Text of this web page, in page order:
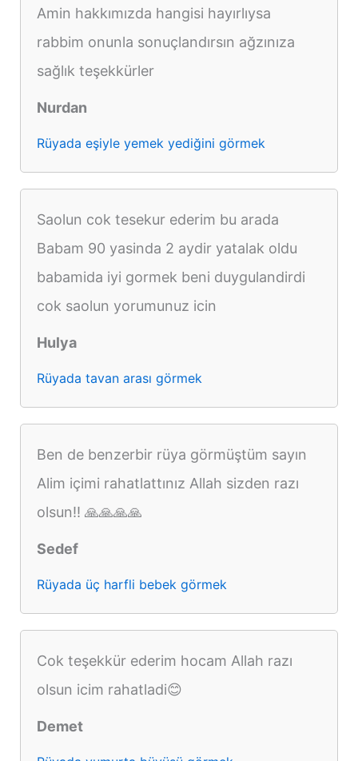
Amin hakkımızda hangisi hayırlıysa
rabbim onunla sonuçlandırsın ağzınıza
sağlık teşekkürler
Nurdan
Rüyada eşiyle yemek yediğini görmek
Saolun cok tesekur ederim bu arada
Babam 90 yasinda 2 aydir yatalak oldu
babamida iyi gormek beni duygulandirdi
cok saolun yorumunuz icin
Hulya
Rüyada tavan arası görmek
Ben de benzerbir rüya görmüştüm sayın
Alim içimi rahatlattınız Allah sizden razı
olsun!! 🙏🙏🙏🙏
Sedef
Rüyada üç harfli bebek görmek
Cok teşekkür ederim hocam Allah razı
olsun icim rahatladi😊
Demet